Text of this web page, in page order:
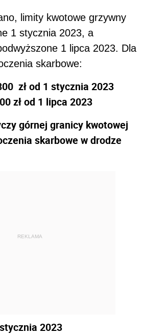
limity kwotowe grzywny
1 stycznia 2023, a
1 lipca 2023. Dla
skarbowe:
zł od 1 stycznia 2023
zł od 1 lipca 2023
górnej granicy kwotowej
skarbowe w drodze
REKLAMA
2023